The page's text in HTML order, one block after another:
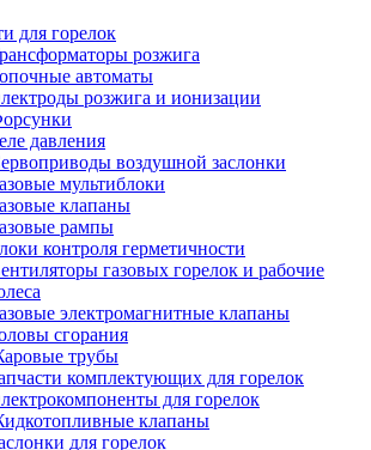
для горелок
розжига
автоматы
розжига и ионизации
давления
воздушной заслонки
мультиблоки
клапаны
рампы
контроля герметичности
газовых горелок и рабочие
электромагнитные клапаны
сгорания
трубы
комплектующих для горелок
для горелок
клапаны
для горелок